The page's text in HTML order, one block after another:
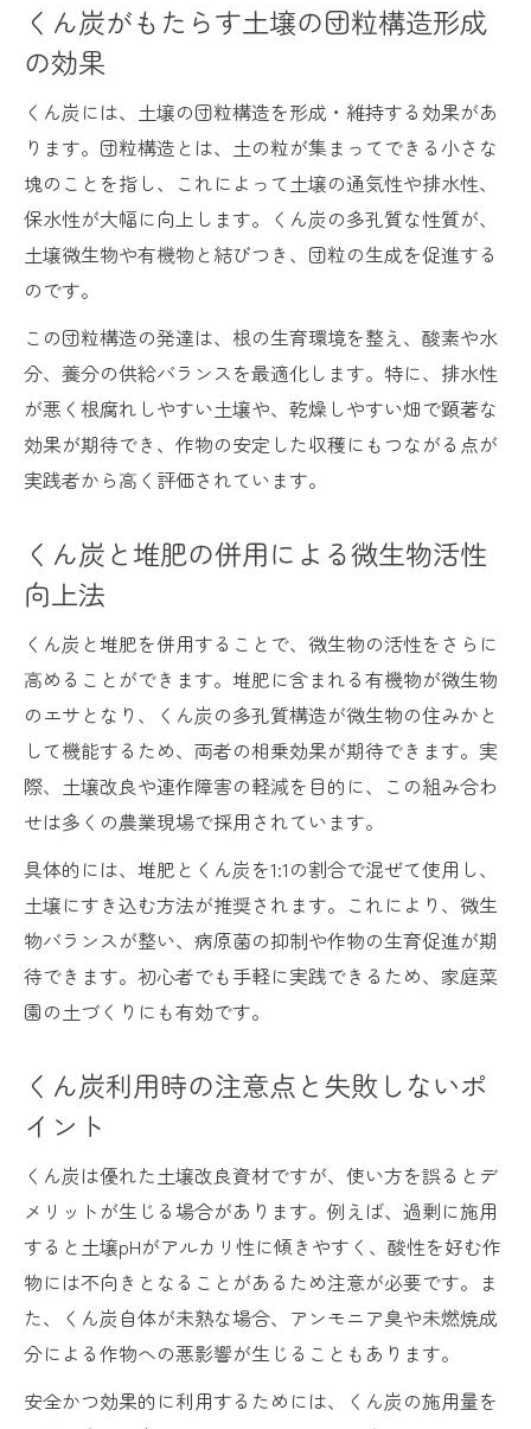
くん炭がもたらす土壌の団粒構造形成
の効果
くん炭には、土壌の団粒構造を形成・維持する効果があ
ります。団粒構造とは、土の粒が集まってできる小さな
塊のことを指し、これによって土壌の通気性や排水性、
保水性が大幅に向上します。くん炭の多孔質な性質が、
土壌微生物や有機物と結びつき、団粒の生成を促進する
のです。
この団粒構造の発達は、根の生育環境を整え、酸素や水
分、養分の供給バランスを最適化します。特に、排水性
が悪く根腐れしやすい土壌や、乾燥しやすい畑で顕著な
効果が期待でき、作物の安定した収穫にもつながる点が
実践者から高く評価されています。
くん炭と堆肥の併用による微生物活性
向上法
くん炭と堆肥を併用することで、微生物の活性をさらに
高めることができます。堆肥に含まれる有機物が微生物
のエサとなり、くん炭の多孔質構造が微生物の住みかと
して機能するため、両者の相乗効果が期待できます。実
際、土壌改良や連作障害の軽減を目的に、この組み合わ
せは多くの農業現場で採用されています。
具体的には、堆肥とくん炭を1:1の割合で混ぜて使用し、
土壌にすき込む方法が推奨されます。これにより、微生
物バランスが整い、病原菌の抑制や作物の生育促進が期
待できます。初心者でも手軽に実践できるため、家庭菜
園の土づくりにも有効です。
くん炭利用時の注意点と失敗しないポ
イント
くん炭は優れた土壌改良資材ですが、使い方を誤るとデ
メリットが生じる場合があります。例えば、過剰に施用
すると土壌pHがアルカリ性に傾きやすく、酸性を好む作
物には不向きとなることがあるため注意が必要です。ま
た、くん炭自体が未熟な場合、アンモニア臭や未燃焼成
分による作物への悪影響が生じることもあります。
安全かつ効果的に利用するためには、くん炭の施用量を